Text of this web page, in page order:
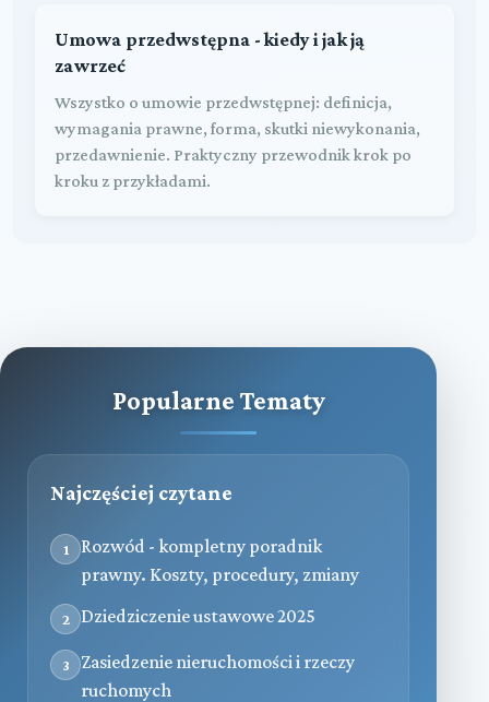
Umowa przedwstępna - kiedy i jak ją
zawrzeć
Wszystko o umowie przedwstępnej: definicja,
wymagania prawne, forma, skutki niewykonania,
przedawnienie. Praktyczny przewodnik krok po
kroku z przykładami.
Popularne Tematy
Najczęściej czytane
1
Rozwód - kompletny poradnik
prawny. Koszty, procedury, zmiany
2 Dziedziczenie ustawowe 2025
3
Zasiedzenie nieruchomości i rzeczy
ruchomych